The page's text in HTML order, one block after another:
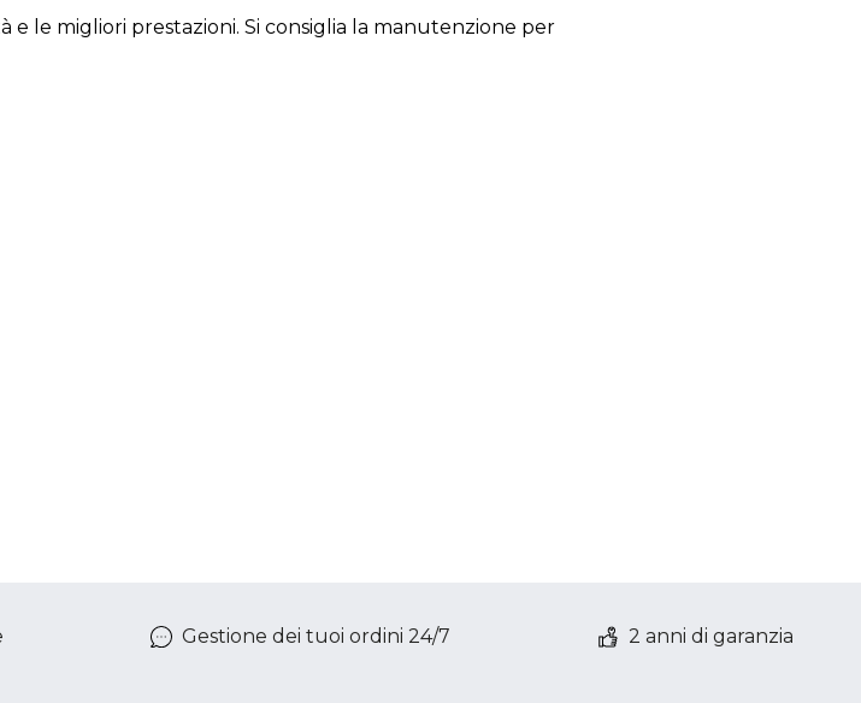
e le migliori prestazioni. Si consiglia la manutenzione per
Gestione dei tuoi ordini 24/7 2 anni di garanzia